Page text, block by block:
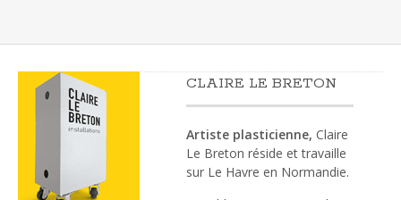
CLAIRE LE BRETON
Artiste plasticienne, Claire
Le Breton réside et travaille
sur Le Havre en Normandie.